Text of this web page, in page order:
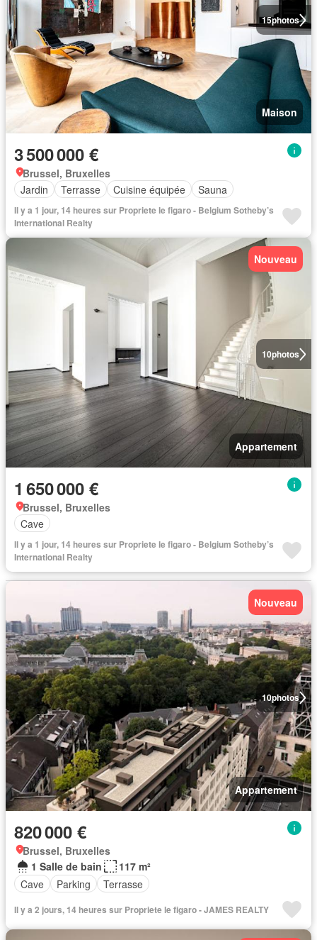
15photos
Maison
3 500 000 €
Brussel, Bruxelles
Jardin
Terrasse Cuisine équipée Sauna
Il y a 1 jour, 14 heures sur Propriete le figaro - Belgium Sotheby’s
International Realty
10photos
Nouveau
Appartement
1 650 000 €
Brussel, Bruxelles
Cave
Il y a 1 jour, 14 heures sur Propriete le figaro - Belgium Sotheby’s
International Realty
10photos
Nouveau
Appartement
820 000 €
Brussel, Bruxelles
1 Salle de bain
117 m²
Cave
Parking Terrasse
Il y a 2 jours, 14 heures sur Propriete le figaro - JAMES REALTY